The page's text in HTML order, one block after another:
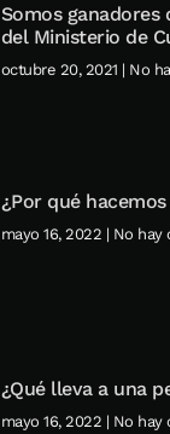
Somos ganadores
del Ministerio de
octubre 20, 2021 No
¿Por qué
mayo 16, 2022 No hay
¿Qué lleva a una
mayo 16, 2022 No hay